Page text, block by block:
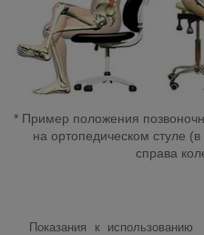
* Пример положения
на ортопедическом стуле
справа
Показания к использованию